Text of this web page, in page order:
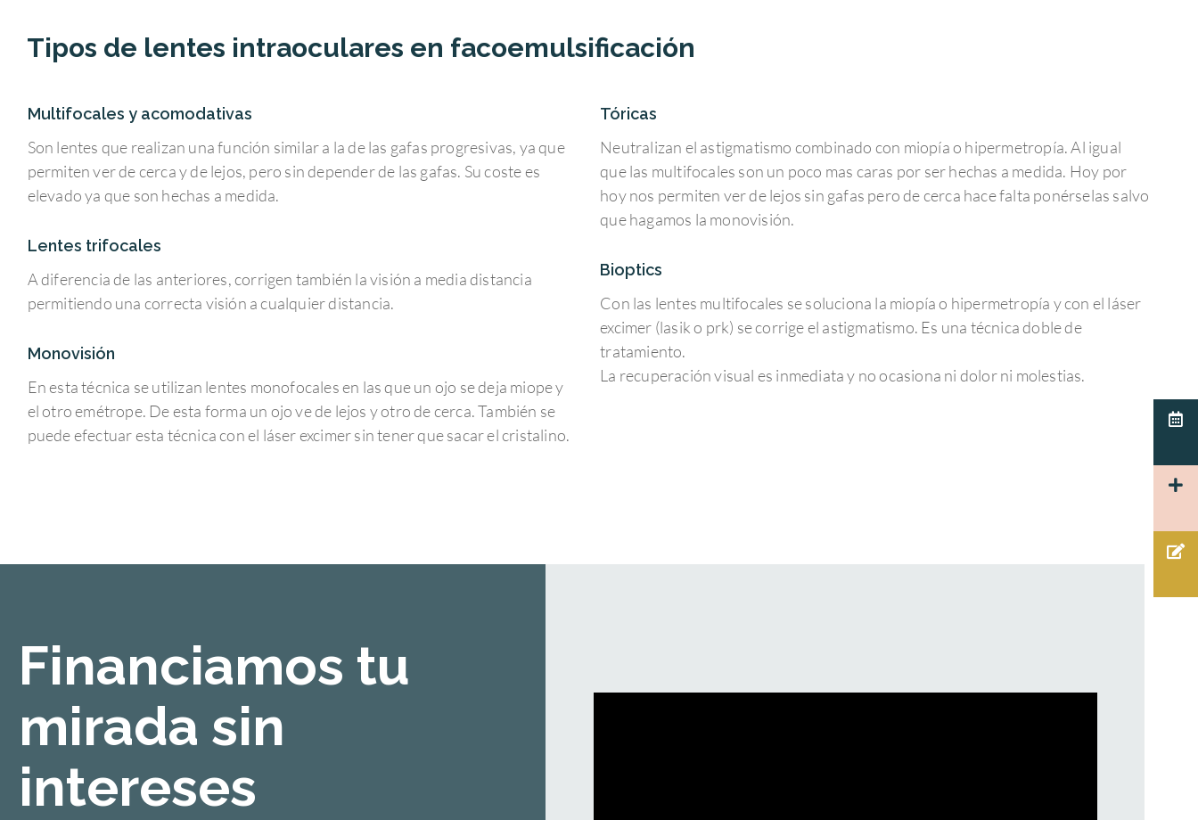
Tipos de lentes intraoculares en facoemulsificación
Multifocales y acomodativas
Son lentes que realizan una función similar a la de las gafas progresivas, ya que
permiten ver de cerca y de lejos, pero sin depender de las gafas. Su coste es
elevado ya que son hechas a medida.
Lentes trifocales
A diferencia de las anteriores, corrigen también la visión a media distancia
permitiendo una correcta visión a cualquier distancia.
Monovisión
En esta técnica se utilizan lentes monofocales en las que un ojo se deja miope y
el otro emétrope. De esta forma un ojo ve de lejos y otro de cerca. También se
puede efectuar esta técnica con el láser excimer sin tener que sacar el cristalino.
Tóricas
Neutralizan el astigmatismo combinado con miopía o hipermetropía. Al igual
que las multifocales son un poco mas caras por ser hechas a medida. Hoy por
hoy nos permiten ver de lejos sin gafas pero de cerca hace falta ponérselas salvo
que hagamos la monovisión.
Bioptics
Con las lentes multifocales se soluciona la miopía o hipermetropía y con el láser
excimer (lasik o prk) se corrige el astigmatismo. Es una técnica doble de
tratamiento.
La recuperación visual es inmediata y no ocasiona ni dolor ni molestias.
Financiamos tu
mirada sin
intereses